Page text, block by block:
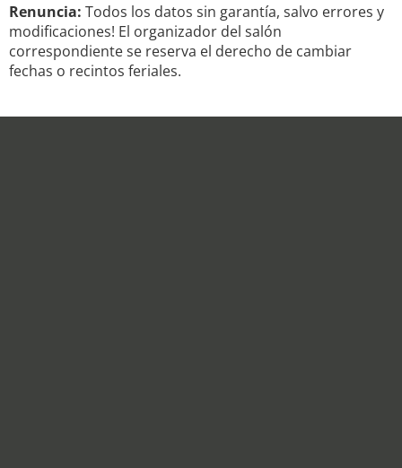
Renuncia: Todos los datos sin garantía, salvo errores y
modificaciones! El organizador del salón
correspondiente se reserva el derecho de cambiar
fechas o recintos feriales.